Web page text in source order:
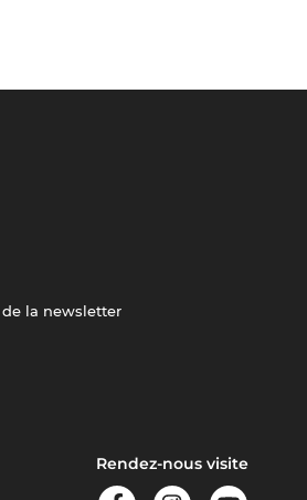
la newsletter
Rendez-nous visite